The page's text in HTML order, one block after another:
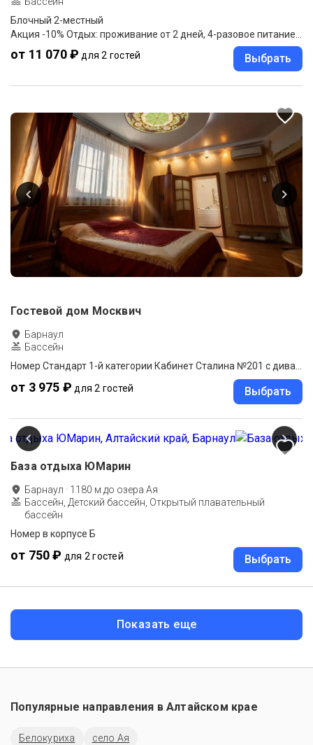
Блочный 2-местный
Акция -10% Отдых: проживание от 2 дней, 4-разовое питание "меню-заказ"
от 11 070 ₽ для 2 гостей Выбрать
Гостевой дом Москвич
Барнаул
Бассейн
Номер Стандарт 1-й категории Кабинет Сталина №201 с диваном
от 3 975 ₽ для 2 гостей Выбрать
База отдыха ЮМарин
Барнаул · 1180 м до озера Ая
Бассейн, Детский бассейн, Открытый плавательный
бассейн
Номер в корпусе Б
от 750 ₽ для 2 гостей Выбрать
Показать еще
Популярные направления в Алтайском крае
Белокуриха село Ая